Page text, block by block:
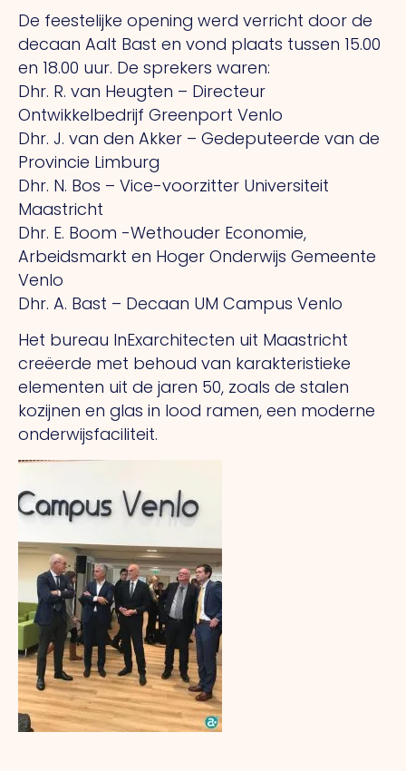
De feestelijke opening werd verricht door de
decaan Aalt Bast en vond plaats tussen 15.00
en 18.00 uur. De sprekers waren:
Dhr. R. van Heugten – Directeur
Ontwikkelbedrijf Greenport Venlo
Dhr. J. van den Akker – Gedeputeerde van de
Provincie Limburg
Dhr. N. Bos – Vice-voorzitter Universiteit
Maastricht
Dhr. E. Boom -Wethouder Economie,
Arbeidsmarkt en Hoger Onderwijs Gemeente
Venlo
Dhr. A. Bast – Decaan UM Campus Venlo
Het bureau InExarchitecten uit Maastricht
creëerde met behoud van karakteristieke
elementen uit de jaren 50, zoals de stalen
kozijnen en glas in lood ramen, een moderne
onderwijsfaciliteit.